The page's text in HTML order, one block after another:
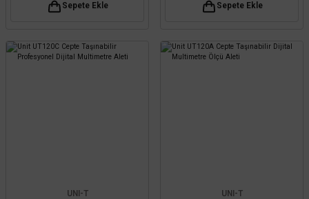
Sepete Ekle Sepete Ekle
UNI-T
UNI-T